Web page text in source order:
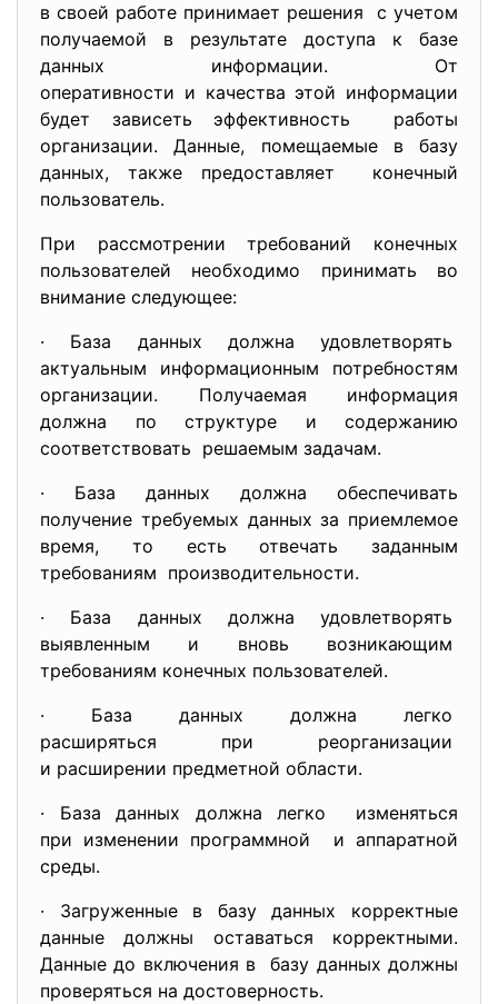
в своей работе принимает решения с учетом
получаемой в результате доступа к базе
данных информации. От
оперативности и качества этой информации
будет зависеть эффективность работы
организации. Данные, помещаемые в базу
данных, также предоставляет конечный
пользователь.
При рассмотрении требований конечных
пользователей необходимо принимать во
внимание следующее:
· База данных должна удовлетворять
актуальным информационным потребностям
организации. Получаемая информация
должна по структуре и содержанию
соответствовать решаемым задачам.
· База данных должна обеспечивать
получение требуемых данных за приемлемое
время, то есть отвечать заданным
требованиям производительности.
· База данных должна удовлетворять
выявленным и вновь возникающим
требованиям конечных пользователей.
· База данных должна легко
расширяться при реорганизации
и расширении предметной области.
· База данных должна легко изменяться
при изменении программной и аппаратной
среды.
· Загруженные в базу данных корректные
данные должны оставаться корректными.
Данные до включения в базу данных должны
проверяться на достоверность.